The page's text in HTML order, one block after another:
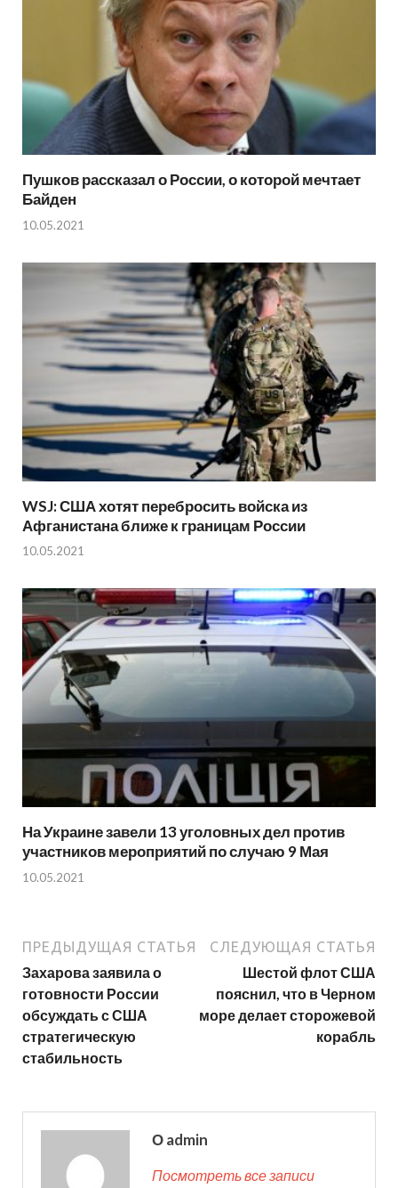
Пушков рассказал о России, о которой мечтает
Байден
10.05.2021
WSJ: США хотят перебросить войска из
Афганистана ближе к границам России
10.05.2021
На Украине завели 13 уголовных дел против
участников мероприятий по случаю 9 Мая
10.05.2021
ПРЕДЫДУЩАЯ СТАТЬЯ
Захарова заявила о
готовности России
обсуждать с США
стратегическую
стабильность
СЛЕДУЮЩАЯ СТАТЬЯ
Шестой флот США
пояснил, что в Черном
море делает сторожевой
корабль
О admin
Посмотреть все записи